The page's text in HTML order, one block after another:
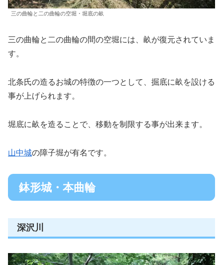
三の曲輪と二の曲輪の空堀・堀底の畝
三の曲輪と二の曲輪の間の空堀には、畝が復元されていま
す。
北条氏の造るお城の特徴の一つとして、掘底に畝を設ける
事が上げられます。
堀底に畝を造ることで、移動を制限する事が出来ます。
山中城の障子堀が有名です。
鉢形城・本曲輪
深沢川